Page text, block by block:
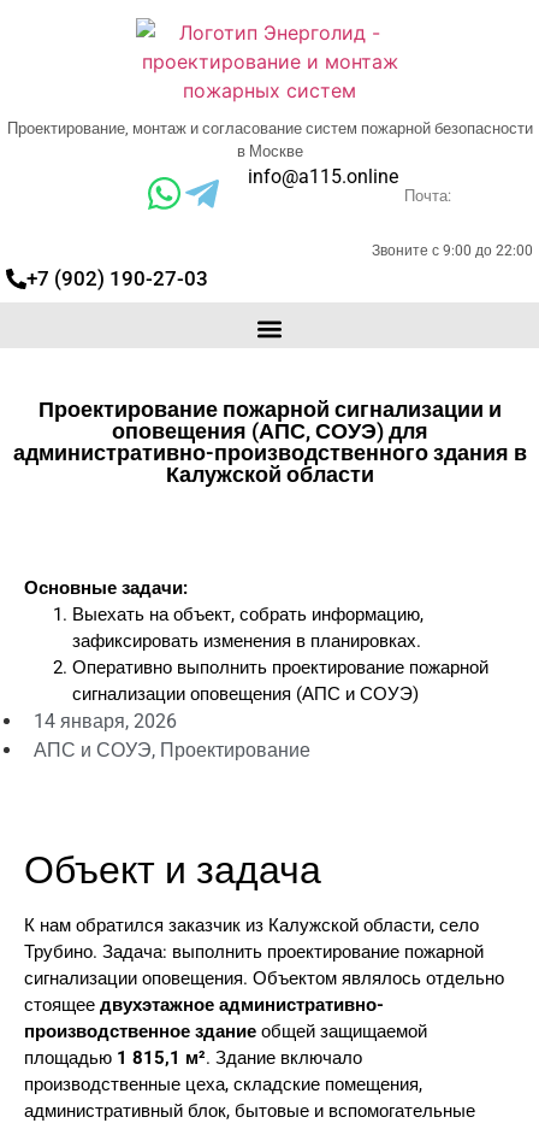
Проектирование, монтаж и согласование систем пожарной безопасности
в Москве
Почта:
info@a115.online
Звоните с 9:00 до 22:00
+7 (902) 190-27-03
Проектирование пожарной сигнализации и
оповещения (АПС, СОУЭ) для
административно-производственного здания в
Калужской области
Основные задачи:
Выехать на объект, собрать информацию,
зафиксировать изменения в планировках.
Оперативно выполнить проектирование пожарной
сигнализации оповещения (АПС и СОУЭ)
14 января, 2026
АПС и СОУЭ, Проектирование
Объект и задача
К нам обратился заказчик из Калужской области, село
Трубино. Задача: выполнить проектирование пожарной
сигнализации оповещения. Объектом являлось отдельно
стоящее двухэтажное административно-
производственное здание общей защищаемой
площадью 1 815,1 м². Здание включало
производственные цеха, складские помещения,
административный блок, бытовые и вспомогательные